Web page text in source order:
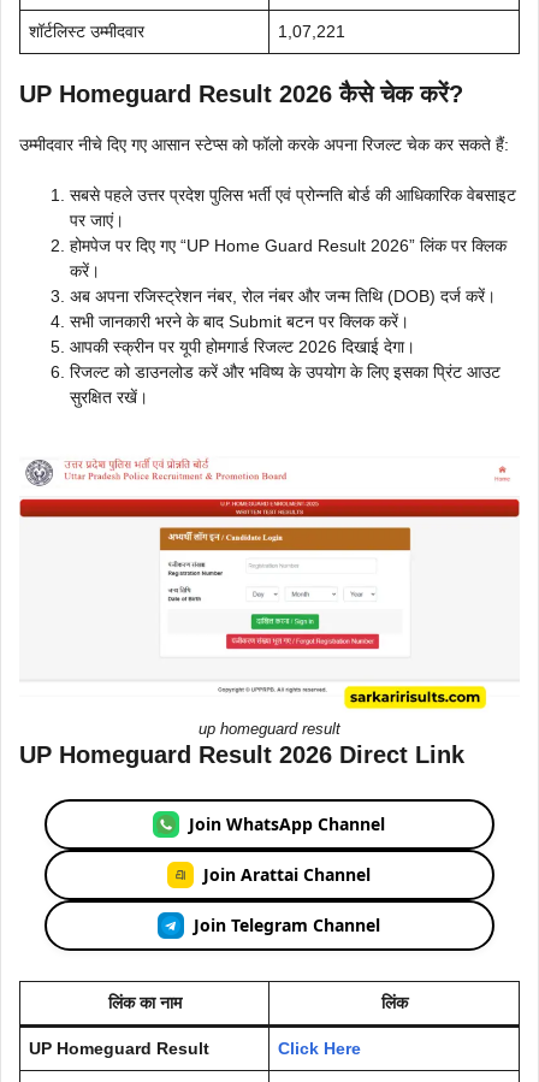
शॉर्टलिस्ट उम्मीदवार 1,07,221
UP Homeguard Result 2026 कैसे चेक करें?
उम्मीदवार नीचे दिए गए आसान स्टेप्स को फॉलो करके अपना रिजल्ट चेक कर सकते हैं:
सबसे पहले उत्तर प्रदेश पुलिस भर्ती एवं प्रोन्नति बोर्ड की आधिकारिक वेबसाइट
पर जाएं।
होमपेज पर दिए गए “UP Home Guard Result 2026” लिंक पर क्लिक
करें।
अब अपना रजिस्ट्रेशन नंबर, रोल नंबर और जन्म तिथि (DOB) दर्ज करें।
सभी जानकारी भरने के बाद Submit बटन पर क्लिक करें।
आपकी स्क्रीन पर यूपी होमगार्ड रिजल्ट 2026 दिखाई देगा।
रिजल्ट को डाउनलोड करें और भविष्य के उपयोग के लिए इसका प्रिंट आउट
सुरक्षित रखें।
up homeguard result
UP Homeguard Result 2026 Direct Link
Join WhatsApp Channel
Join Arattai Channel
Join Telegram Channel
लिंक का नाम लिंक
UP Homeguard Result Click Here